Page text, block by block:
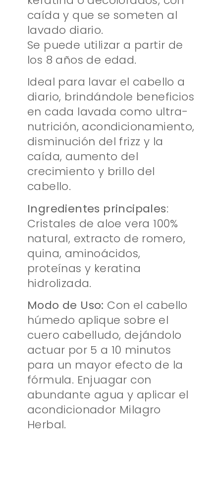
caída y que se someten al
lavado diario.
Se puede utilizar a partir de
los 8 años de edad.
Ideal para lavar el cabello a
diario, brindándole beneficios
en cada lavada como ultra-
nutrición, acondicionamiento,
disminución del frizz y la
caída, aumento del
crecimiento y brillo del
cabello.
Ingredientes principales:
Cristales de aloe vera 100%
natural, extracto de romero,
quina, aminoácidos,
proteínas y keratina
hidrolizada.
Modo de Uso: Con el cabello
húmedo aplique sobre el
cuero cabelludo, dejándolo
actuar por 5 a 10 minutos
para un mayor efecto de la
fórmula. Enjuagar con
abundante agua y aplicar el
acondicionador Milagro
Herbal.